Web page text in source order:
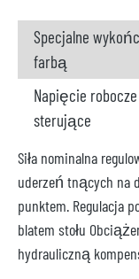
Specjalne
farbą
Napięcie
sterujące
Siła nominalna
uderzeń tnących na
punktem. Regulacja
blatem stołu
hydrauliczną